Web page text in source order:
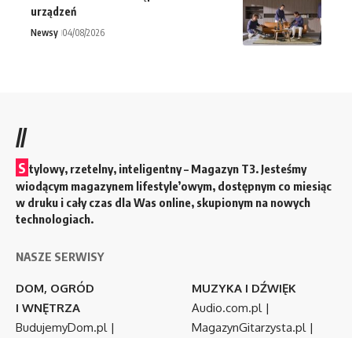
urządzeń
Newsy 04/08/2026
//
S tylowy, rzetelny, inteligentny – Magazyn T3. Jesteśmy
wiodącym magazynem lifestyle’owym, dostępnym co miesiąc
w druku i cały czas dla Was online, skupionym na nowych
technologiach.
NASZE SERWISY
DOM, OGRÓD
I WNĘTRZA
BudujemyDom.pl|
MUZYKA I DŹWIĘK
Audio.com.pl|
MagazynGitarzysta.pl|